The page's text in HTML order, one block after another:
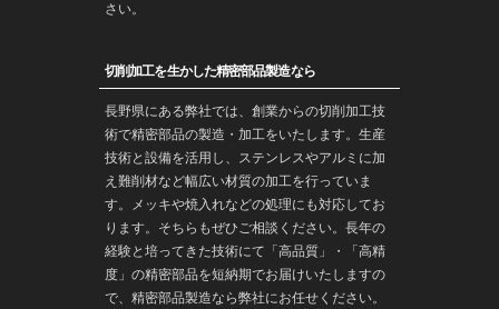
さい。
切削加工を生かした精密部品製造なら
長野県にある弊社では、創業からの切削加工技
術で精密部品の製造・ 加工をいたします。生産
技術と設備を活用し、ステンレスやアルミに加
え難削材など幅広い材質の加工を行っていま
す。メッキや焼入れなどの処理にも対応してお
ります。そちらもぜひご相談ください。長年の
経験と培ってきた技術にて「高品質」・「高精
度」の精密部品を短納期でお届けいたしますの
で、精密部品製造なら弊社にお任せください。